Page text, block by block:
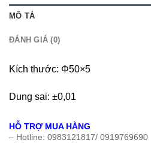
MÔ TẢ
ĐÁNH GIÁ (0)
Kích thước: Φ50×5
Dung sai: ±0,01
HỖ TRỢ MUA HÀNG
– Hotline: 0983121817/ 0919769690